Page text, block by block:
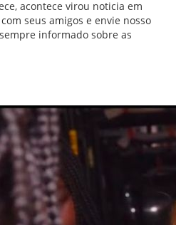
acontece virou noticia em
seus amigos e envie nosso
informado sobre as